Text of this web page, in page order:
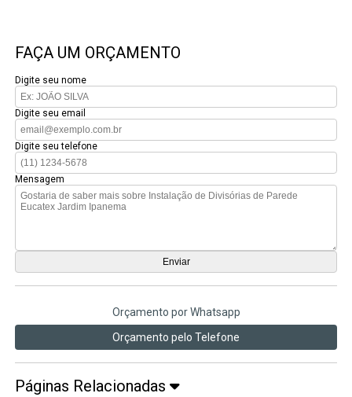
FAÇA UM ORÇAMENTO
Digite seu nome
Digite seu email
Digite seu telefone
Mensagem
Orçamento por Whatsapp
Orçamento pelo Telefone
Páginas Relacionadas